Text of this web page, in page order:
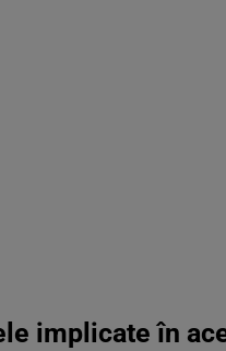
implicate în